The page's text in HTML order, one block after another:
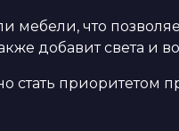
что
добавит света и
стать приоритетом